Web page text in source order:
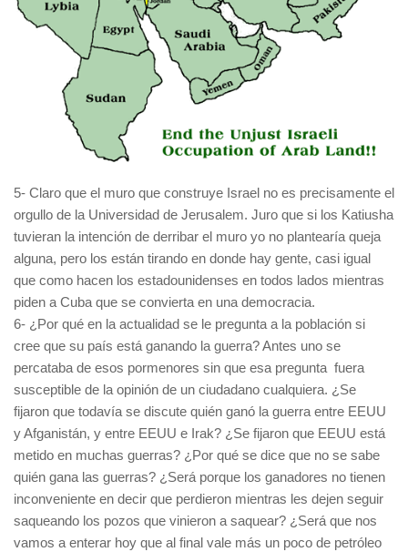
5- Claro que el muro que construye Israel no es precisamente el
orgullo de la Universidad de Jerusalem. Juro que si los Katiusha
tuvieran la intención de derribar el muro yo no plantearía queja
alguna, pero los están tirando en donde hay gente, casi igual
que como hacen los estadounidenses en todos lados mientras
piden a Cuba que se convierta en una democracia.
6- ¿Por qué en la actualidad se le pregunta a la población si
cree que su país está ganando la guerra? Antes uno se
percataba de esos pormenores sin que esa pregunta fuera
susceptible de la opinión de un ciudadano cualquiera. ¿Se
fijaron que todavía se discute quién ganó la guerra entre EEUU
y Afganistán, y entre EEUU e Irak? ¿Se fijaron que EEUU está
metido en muchas guerras? ¿Por qué se dice que no se sabe
quién gana las guerras? ¿Será porque los ganadores no tienen
inconveniente en decir que perdieron mientras les dejen seguir
saqueando los pozos que vinieron a saquear? ¿Será que nos
vamos a enterar hoy que al final vale más un poco de petróleo